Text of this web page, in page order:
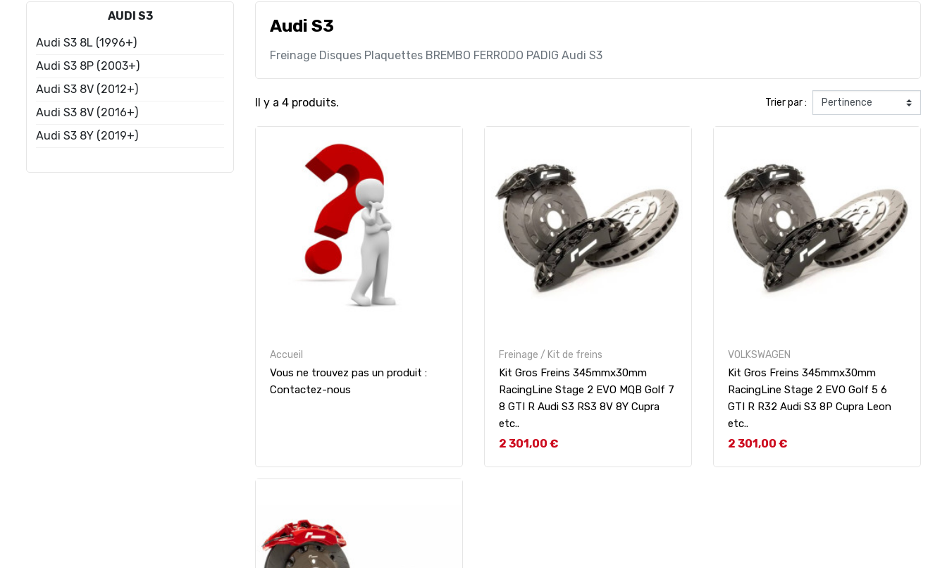
AUDI S3
Audi S3 8L (1996+)
Audi S3 8P (2003+)
Audi S3 8V (2012+)
Audi S3 8V (2016+)
Audi S3 8Y (2019+)
Audi S3
Freinage Disques Plaquettes BREMBO FERRODO PADIG Audi S3
Il y a 4 produits. Trier par :
Accueil
Vous ne trouvez pas un produit :
Contactez-nous
Freinage / Kit de freins
Kit Gros Freins 345mmx30mm
RacingLine Stage 2 EVO MQB Golf 7
8 GTI R Audi S3 RS3 8V 8Y Cupra
etc..
Prix
2 301,00 €
VOLKSWAGEN
Kit Gros Freins 345mmx30mm
RacingLine Stage 2 EVO Golf 5 6
GTI R R32 Audi S3 8P Cupra Leon
etc..
Prix
2 301,00 €